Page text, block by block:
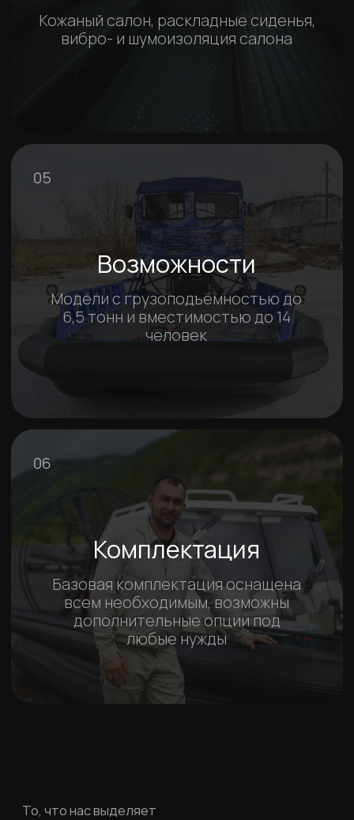
Мощь и универсальность на службе
Гимс МЧС / Север 650К
Познакомимся со старшим государственным
инспектором Гимс МЧС по Красноярскому краю,
Производитель
аэролодок и вездеходов
85%
2000+
Сотрудников в
компании
700+
премиум-класса с
10-летним опытом
и историей
“Север” vs конкуренты